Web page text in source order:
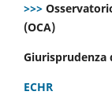
>>>
(OCA)
Giurisprudenza
ECHR